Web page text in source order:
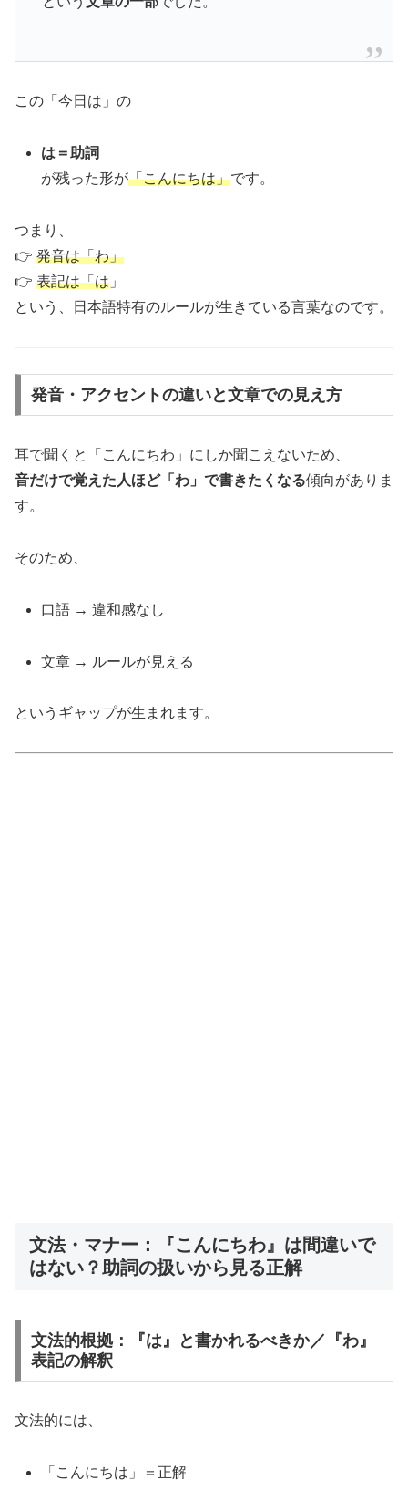
この「今日は」の
は＝助詞
が残った形が「こんにちは」です。
つまり、
👉 発音は「わ」
👉 表記は「は 」
という、日本語特有のルールが生きている言葉なのです。
発音・アクセントの違いと文章での見え方
耳で聞くと「こんにちわ」にしか聞こえないため、
音だけで覚えた人ほど「わ」で書きたくなる傾向がありま
す。
そのため、
口語 → 違和感なし
文章 → ルールが見える
というギャップが生まれます。
文法・マナー：『こんにちわ』は間違いで
はない？助詞の扱いから見る正解
文法的根拠：『は』と書かれるべきか／『わ』
表記の解釈
文法的には、
「こんにちは」＝正解